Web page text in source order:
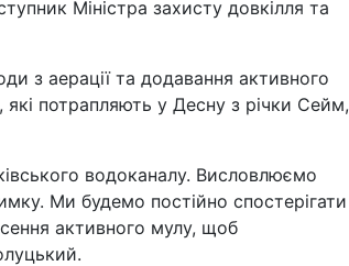
Міністра захисту довкілля та
з аерації та додавання активного
потрапляють у Десну з річки Сейм,
водоканалу. Висловлюємо
Ми будемо постійно спостерігати
активного мулу, щоб